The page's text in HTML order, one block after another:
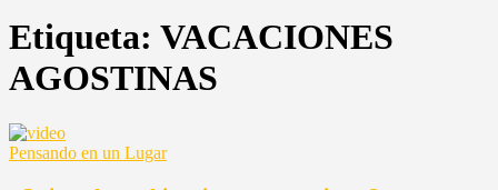
Etiqueta: VACACIONES
AGOSTINAS
Pensando en un Lugar